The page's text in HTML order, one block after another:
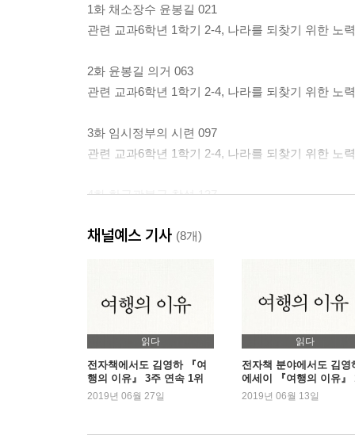
1화 채소장수 윤봉길 021
관련 교과6학년 1학기 2-4, 나라를 되찾기 위한 노력
2화 윤봉길 의거 063
관련 교과6학년 1학기 2-4, 나라를 되찾기 위한 노력
3화 임시정부의 시련 097
관련 교과6학년 1학기 2-4, 나라를 되찾기 위한 노력
4화 한국광복군 창설 137
채널예스 기사 (8개)
읽다
전자책에서도 김영하 『여
행의 이유』 3주 연속 1위
등극
2019년 06월 27일
읽다
전자책 분야에서도 김영
에세이 『여행의 이유』
위
2019년 06월 13일